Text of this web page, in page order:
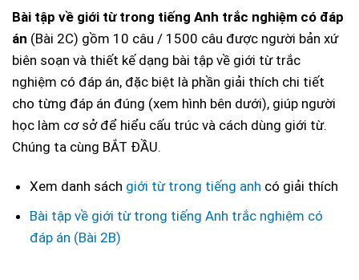
Bài tập về giới từ trong tiếng Anh trắc nghiệm có đáp
án (Bài 2C) gồm 10 câu / 1500 câu được người bản xứ
biên soạn và thiết kế dạng bài tập về giới từ trắc
nghiệm có đáp án, đặc biệt là phần giải thích chi tiết
cho từng đáp án đúng (xem hình bên dưới), giúp người
học làm cơ sở để hiểu cấu trúc và cách dùng giới từ.
Chúng ta cùng BẮT ĐẦU.
Xem danh sách giới từ trong tiếng anh có giải thích
Bài tập về giới từ trong tiếng Anh trắc nghiệm có
đáp án (Bài 2B)